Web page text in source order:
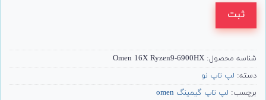
ثبت
شناسه محصول: Omen 16X Ryzen9-6900HX
دسته: لپ تاپ نو
برچسب: لپ تاپ گیمینگ omen